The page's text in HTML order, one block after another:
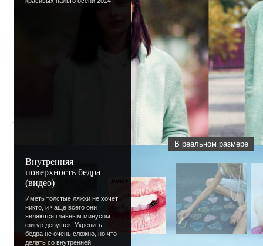
Внутренняя
поверхность бедра
(видео)
Иметь толстые ляжки не хочет
никто, и чаще всего они
являются главным минусом
фигур девушек. Укрепить
бедра не очень сложно, но что
делать со внутренней
09.01.2009
Добавил : Kamy
Рейтинг 0.0/0
В реальном размере